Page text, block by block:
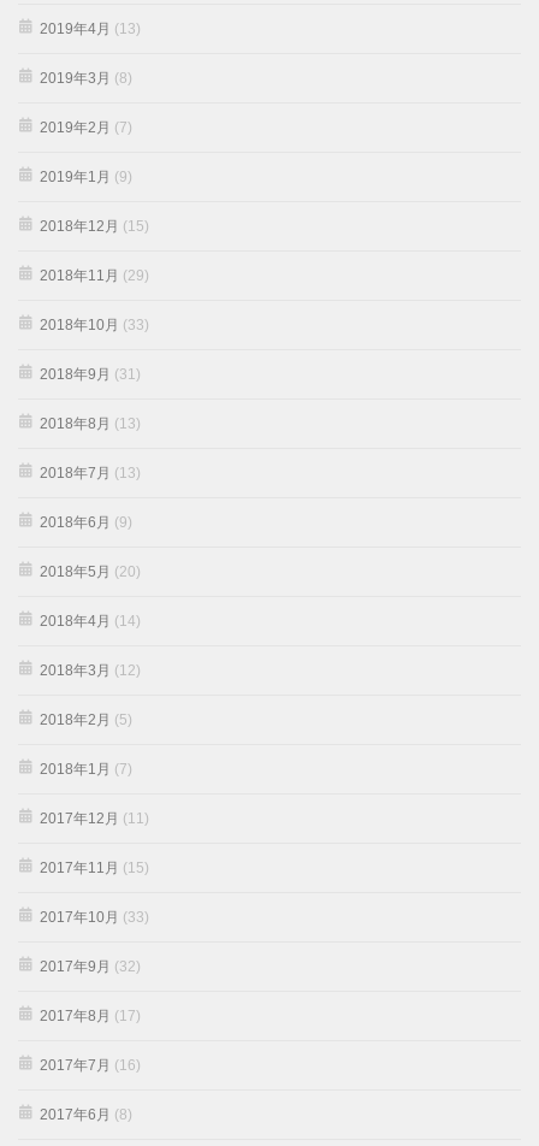
2019年4月 (13)
2019年3月 (8)
2019年2月 (7)
2019年1月 (9)
2018年12月 (15)
2018年11月 (29)
2018年10月 (33)
2018年9月 (31)
2018年8月 (13)
2018年7月 (13)
2018年6月 (9)
2018年5月 (20)
2018年4月 (14)
2018年3月 (12)
2018年2月 (5)
2018年1月 (7)
2017年12月 (11)
2017年11月 (15)
2017年10月 (33)
2017年9月 (32)
2017年8月 (17)
2017年7月 (16)
2017年6月 (8)